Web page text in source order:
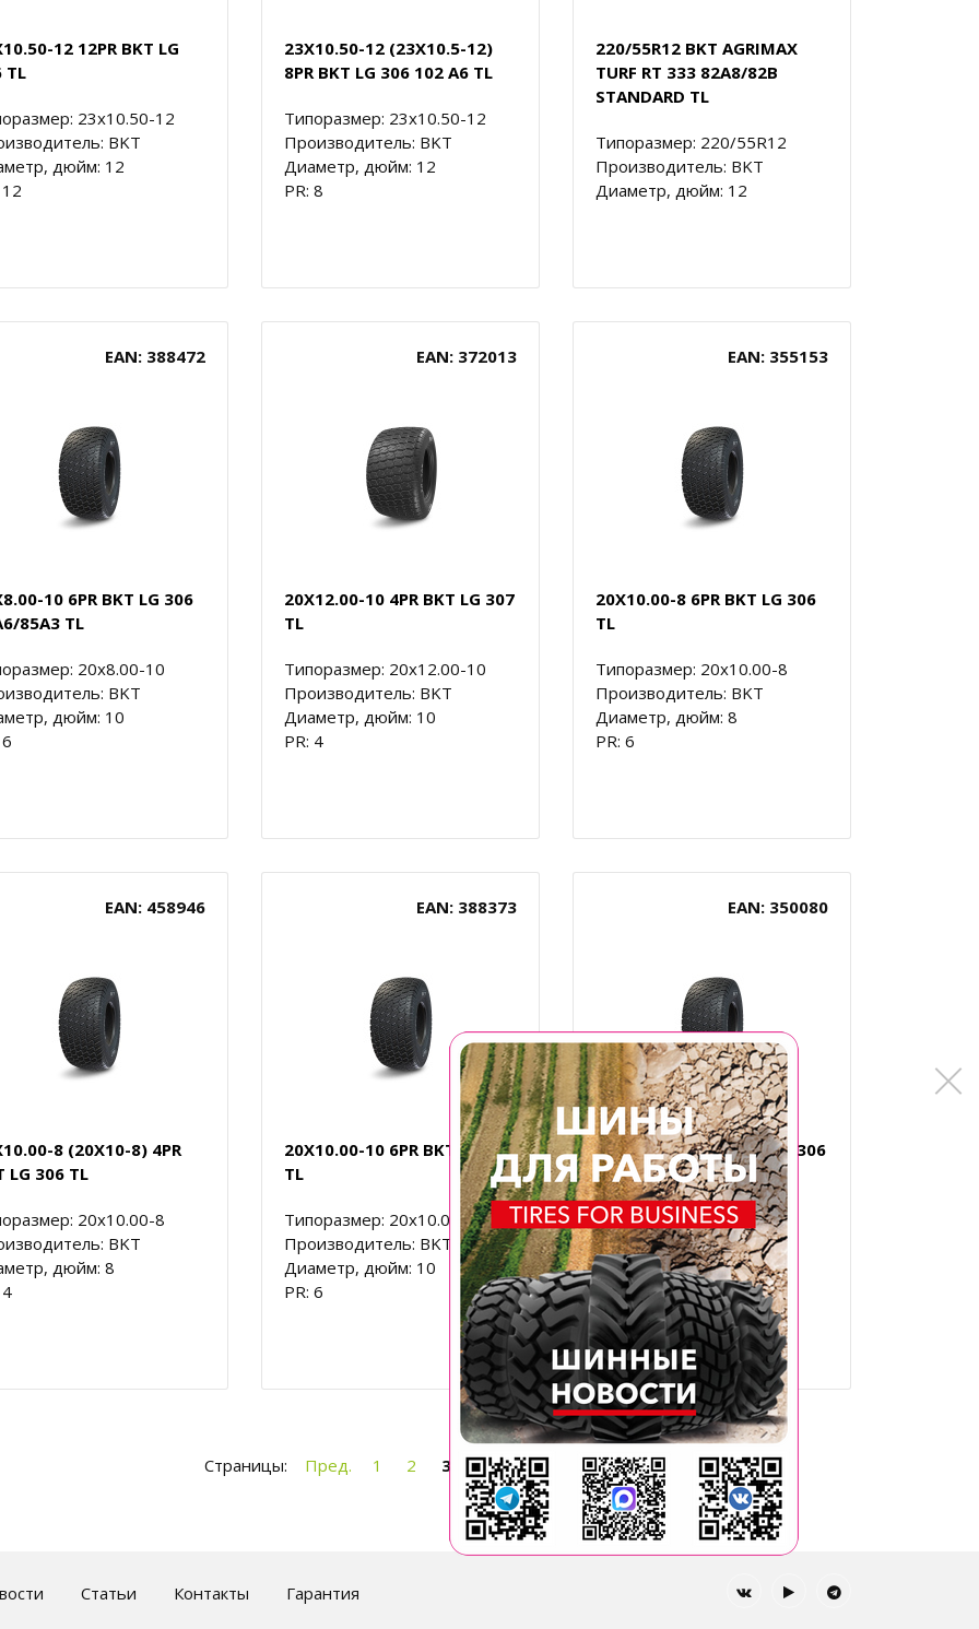
12 12PR BKT LG
TL
23x10.50-12
BKT
дюйм: 12
23X10.50-12 (23X10.5-12)
8PR BKT LG 306 102 A6 TL
Типоразмер: 23x10.50-12
Производитель: BKT
Диаметр, дюйм: 12
PR: 8
220/55R12 BKT AGRIMAX
TURF RT 333 82A8/82B
STANDARD TL
Типоразмер: 220/55R12
Производитель: BKT
Диаметр, дюйм: 12
EAN: 388472
10 6PR BKT LG 306
85A3 TL
20x8.00-10
BKT
дюйм: 10
EAN: 372013
20X12.00-10 4PR BKT LG 307
TL
Типоразмер: 20x12.00-10
Производитель: BKT
Диаметр, дюйм: 10
PR: 4
EAN: 355153
20X10.00-8 6PR BKT LG 306
TL
Типоразмер: 20x10.00-8
Производитель: BKT
Диаметр, дюйм: 8
PR: 6
EAN: 458946
8 (20X10-8) 4PR
LG 306 TL
20x10.00-8
BKT
дюйм: 8
4
EAN: 388373
20X10.00-10 6PR BKT LG 306
TL
Типоразмер: 20x10.00-10
Производитель: BKT
Диаметр, дюйм: 10
PR: 6
EAN: 350080
20X10.00-10 4PR BKT LG 306
TL
Типоразмер: 20x10.00-10
Производитель: BKT
Диаметр, дюйм: 10
PR: 4
Страницы: Пред. 1 2 3 4 5 След.
Статьи Контакты Гарантия